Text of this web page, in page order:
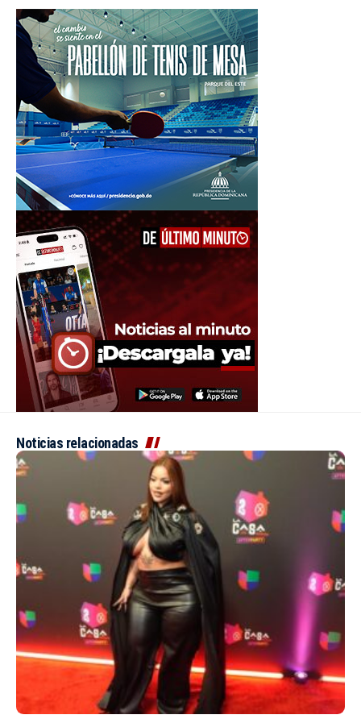
Noticias relacionadas